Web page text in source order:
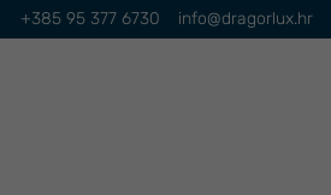
info@dragorlux.hr
+385 95 377 6730